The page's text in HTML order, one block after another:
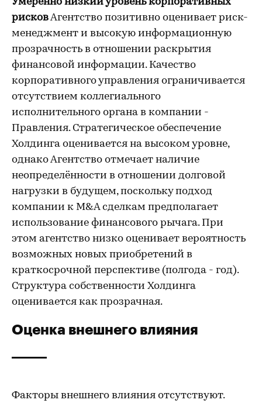
рисковАгентство позитивно оценивает риск-
менеджмент и высокую информационную
прозрачность в отношении раскрытия
финансовой информации. Качество
корпоративного управления ограничивается
отсутствием коллегиального
исполнительного органа в компании -
Правления. Стратегическое обеспечение
Холдинга оценивается на высоком уровне,
однако Агентство отмечает наличие
неопределённости в отношении долговой
нагрузки в будущем, поскольку подход
компании к M&A сделкам предполагает
использование финансового рычага. При
этом агентство низко оценивает вероятность
возможных новых приобретений в
краткосрочной перспективе (полгода - год).
Структура собственности Холдинга
оценивается как прозрачная.
Оценка внешнего влияния
Факторы внешнего влияния отсутствуют.